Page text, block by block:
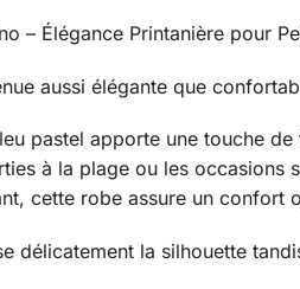
– Élégance Printanière pour
aussi élégante que
pastel apporte une touche
à la plage ou les occasions
cette robe assure un confort
délicatement la silhouette